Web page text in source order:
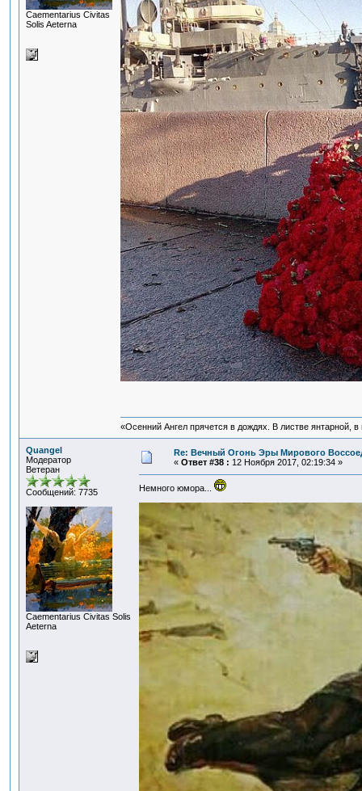
Сaementarius Civitas
Solis Aeterna
«Осенний Ангел прячется в дождях. В листве янтарной,
Quangel
Модератор
Ветеран
Сообщений: 7735
Сaementarius Civitas Solis
Aeterna
Re: Вечный Огонь Эры Мирового
« Ответ #38 : 12 Ноября 2017, 02:19:34 »
Немного юмора...